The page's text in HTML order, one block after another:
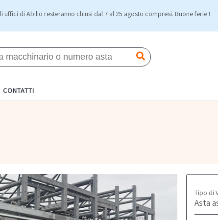
uffici di Abilio resteranno chiusi dal 7 al 25 agosto compresi. Buone ferie !
CONTATTI
Tipo di
Asta